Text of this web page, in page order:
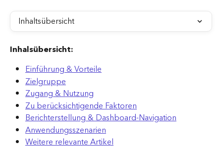
Inhaltsübersicht
Inhalsübersicht:
Einführung & Vorteile
Zielgruppe
Zugang & Nutzung
Zu berücksichtigende Faktoren
Berichterstellung & Dashboard-Navigation
Anwendungsszenarien
Weitere relevante Artikel